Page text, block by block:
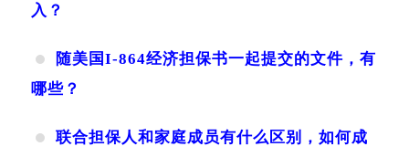
入？
随美国I-864经济担保书一起提交的文件，有
哪些？
联合担保人和家庭成员有什么区别，如何成